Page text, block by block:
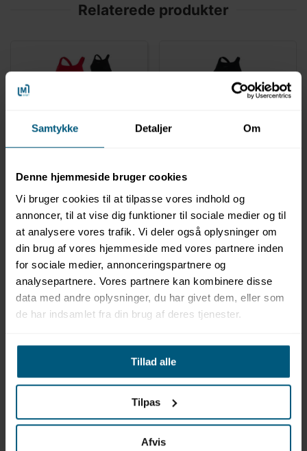
Samtykke Detaljer Om
Denne hjemmeside bruger cookies
Vi bruger cookies til at tilpasse vores indhold og
annoncer, til at vise dig funktioner til sociale medier og til
at analysere vores trafik. Vi deler også oplysninger om
din brug af vores hjemmeside med vores partnere inden
for sociale medier, annonceringspartnere og
analysepartnere. Vores partnere kan kombinere disse
data med andre oplysninger, du har givet dem, eller som
de har indsamlet fra din brug af deres tjenester.
Tillad alle
Tilpas
Afvis
Relaterede produkter
Ensfarvet | Endurance+
Endurance+ Legsuit |
Information Specifikationer
Produktinformation
Model: HyperBoom Allover Medalist
Sporty design med racerback